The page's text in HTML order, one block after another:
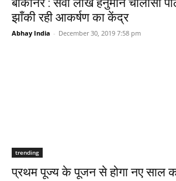
झाँकी रही आकर्षण का केंद्र
Abhay India - December 30, 2019 7:58 pm
trending
प्रथम पूज्य के पूजन से होगा नए साल